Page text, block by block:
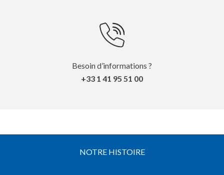
Besoin d’informations ?
+33 1 41 95 51 00
NOTRE HISTOIRE